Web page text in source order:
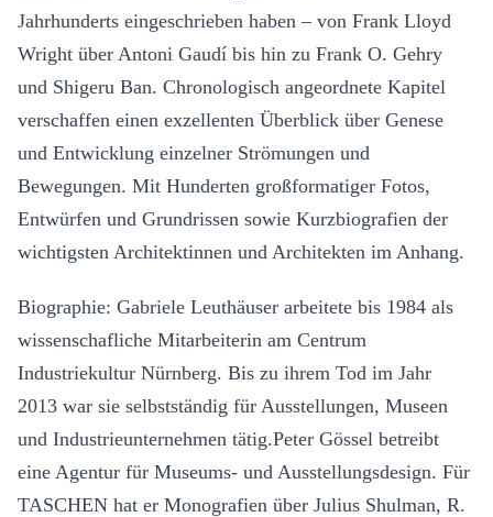
Jahrhunderts eingeschrieben haben – von Frank Lloyd
Wright über Antoni Gaudí bis hin zu Frank O. Gehry
und Shigeru Ban. Chronologisch angeordnete Kapitel
verschaffen einen exzellenten Überblick über Genese
und Entwicklung einzelner Strömungen und
Bewegungen. Mit Hunderten großformatiger Fotos,
Entwürfen und Grundrissen sowie Kurzbiografien der
wichtigsten Architektinnen und Architekten im Anhang.
Biographie: Gabriele Leuthäuser arbeitete bis 1984 als
wissenschafliche Mitarbeiterin am Centrum
Industriekultur Nürnberg. Bis zu ihrem Tod im Jahr
2013 war sie selbstständig für Ausstellungen, Museen
und Industrieunternehmen tätig.Peter Gössel betreibt
eine Agentur für Museums- und Ausstellungsdesign. Für
TASCHEN hat er Monografien über Julius Shulman, R.